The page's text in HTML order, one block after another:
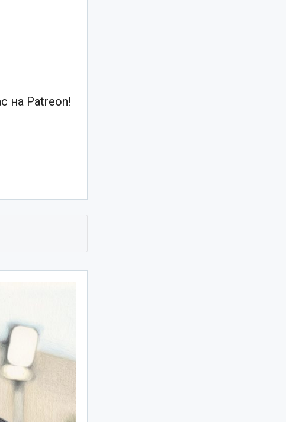
на Patreon!